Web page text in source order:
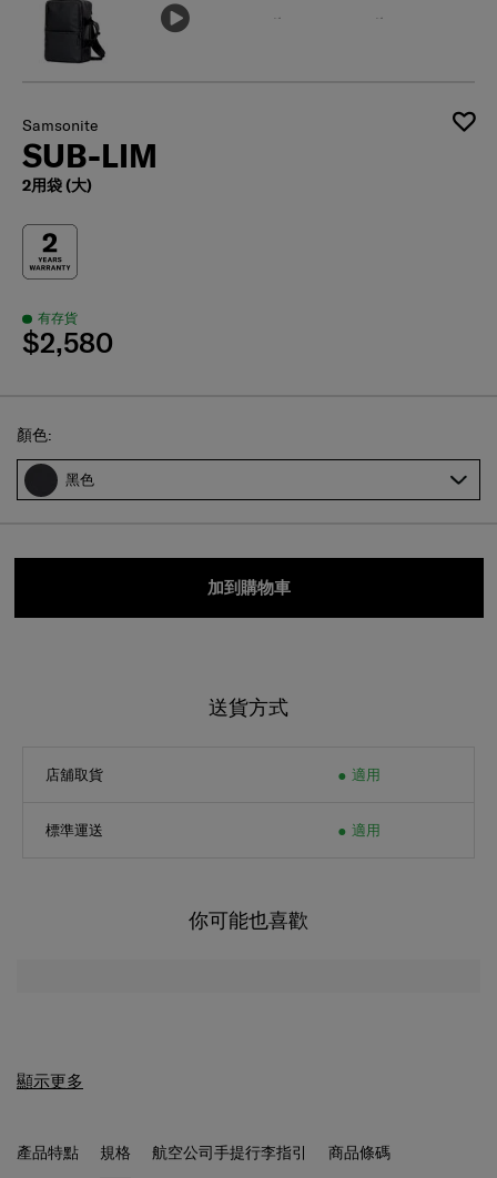
Samsonite
SUB-LIM
2用袋 (大)
有存貨
$2,580
Select
顏色:
黑色
加到購物車
送貨方式
店舖取貨 適用
標準運送 適用
你可能也喜歡
顯示更多
產品特點 規格 航空公司手提行李指引 商品條碼